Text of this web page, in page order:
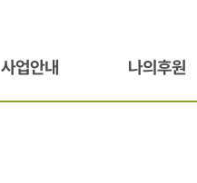
사업안내 나의후원